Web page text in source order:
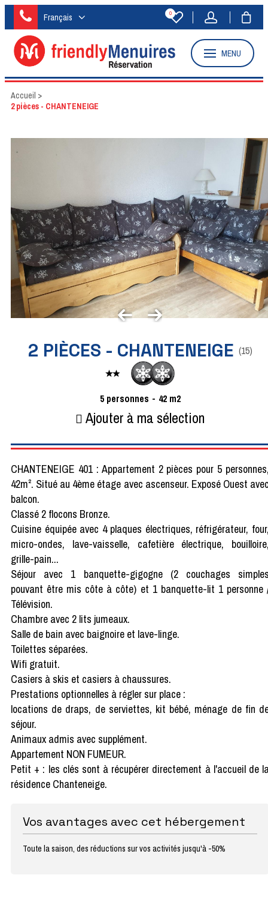
Français 0
MENU
Accueil >
2 pièces - CHANTENEIGE
2 PIÈCES - CHANTENEIGE (15)
5 personnes 42 m2
Ajouter à ma sélection
CHANTENEIGE 401 : Appartement 2 pièces pour 5
42m². Situé au 4ème étage avec ascenseur. Exposé Ouest
balcon.
Classé 2 flocons Bronze.
Cuisine équipée avec 4 plaques électriques, réfrigérateur,
micro-ondes, lave-vaisselle, cafetière électrique,
grille-pain...
Séjour avec 1 banquette-gigogne (2 couchages
pouvant être mis côte à côte) et 1 banquette-lit 1 personne
Télévision.
Chambre avec 2 lits jumeaux.
Salle de bain avec baignoire et lave-linge.
Toilettes séparées.
Wifi gratuit.
Casiers à skis et casiers à chaussures.
Prestations optionnelles à régler sur place :
locations de draps, de serviettes, kit bébé, ménage de fin
séjour.
Animaux admis avec supplément.
Appartement NON FUMEUR.
Petit + : les clés sont à récupérer directement à l'accueil de
résidence Chanteneige.
Vos avantages avec cet hébergement
Toute la saison, des réductions sur vos activités jusqu'à -50%